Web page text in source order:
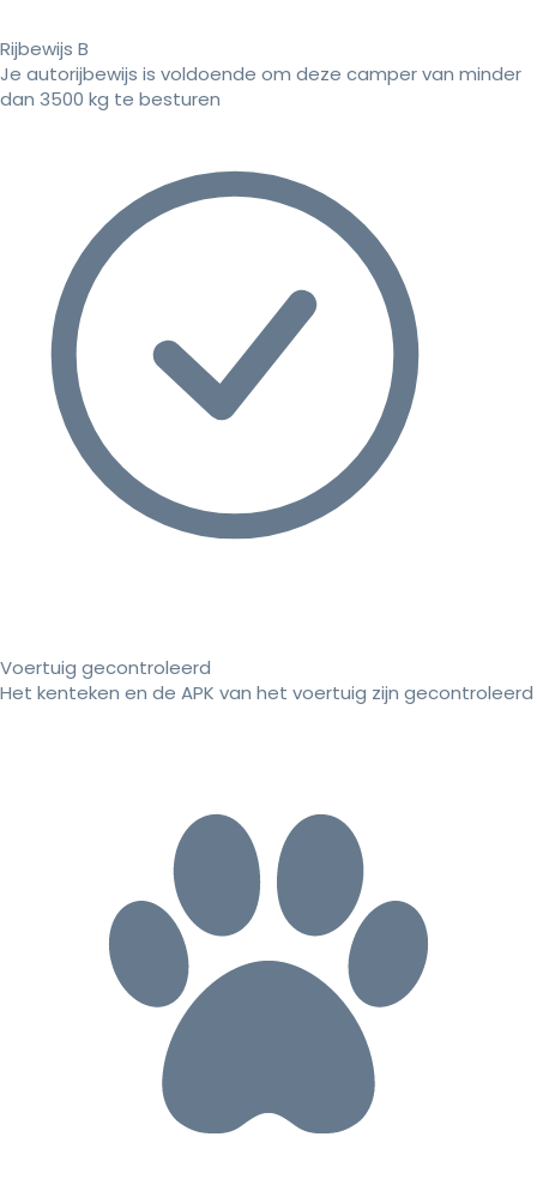
Rijbewijs B
Je autorijbewijs is voldoende om deze camper van minder
dan 3500 kg te besturen
Voertuig gecontroleerd
Het kenteken en de APK van het voertuig zijn gecontroleerd